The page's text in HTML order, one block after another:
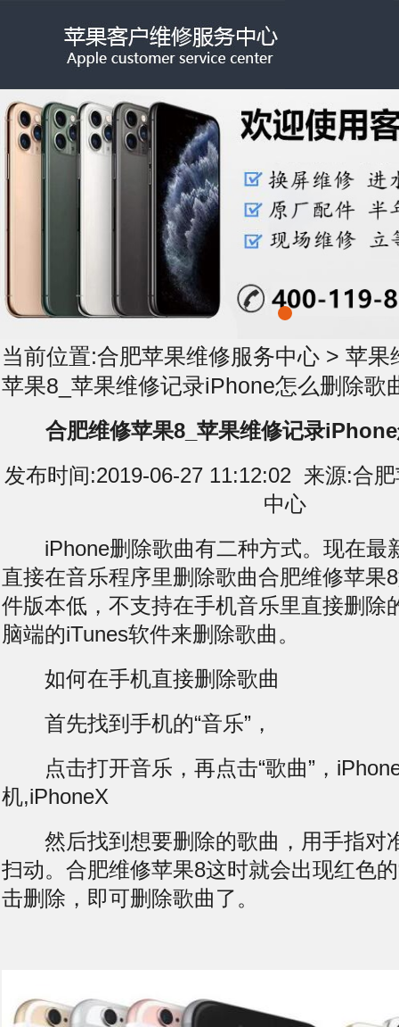
当前位置:合肥苹果维修服务中心 > 苹果
苹果8_苹果维修记录iPhone怎么删除歌
合肥维修苹果8_苹果维修记录
发布时间:2019-06-27 11:12:02 来源:合
中心
iPhone删除歌曲有二种方式。现在最
直接在音乐程序里删除歌曲合肥维修苹果
件版本低，不支持在手机音乐里直接删除
脑端的iTunes软件来删除歌曲。
如何在手机直接删除歌曲
首先找到手机的“音乐”，
点击打开音乐，再点击“歌曲”，
机,iPhoneX
然后找到想要删除的歌曲，用手指对
扫动。合肥维修苹果8这时就会出现红色
击删除，即可删除歌曲了。